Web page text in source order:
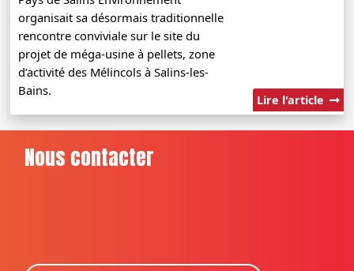
organisait sa désormais traditionnelle
rencontre conviviale sur le site du
projet de méga-usine à pellets, zone
d’activité des Mélincols à Salins-les-
Bains.
Lire l'article
Nous contacter